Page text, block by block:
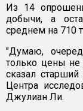
Из 14
добычи, а
среднем на 710
"Думаю,
только цены не
сказал старший
Центра
Джулиан Ли.